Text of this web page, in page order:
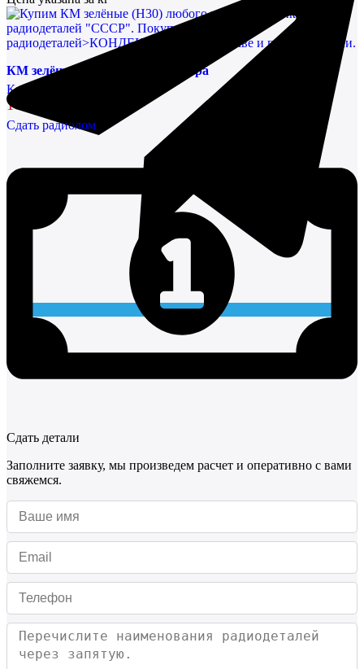
КМ зелёные (Н30) любого размера
Конденсаторы
144452,14 руб/кг
Сдать радиолом
Сдать детали
Заполните заявку, мы произведем расчет и оперативно с вами
свяжемся.